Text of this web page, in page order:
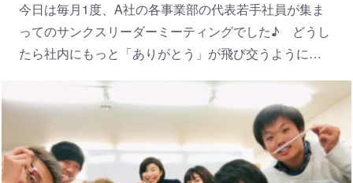
今日は毎月1度、A社の各事業部の代表若手社員が集ま
ってのサンクスリーダーミーティングでした♪ どうし
たら社内にもっと「ありがとう」が飛び交うように…